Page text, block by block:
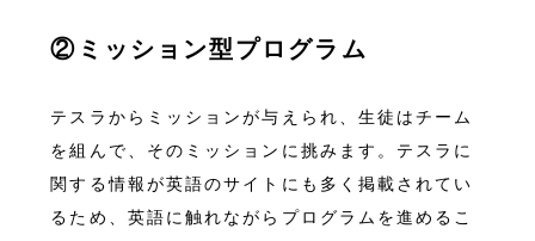
② ミッション型プログラム
テスラからミッションが与えられ、生徒はチーム
を組んで、そのミッションに挑みます。テスラに
関する情報が英語のサイトにも多く掲載されてい
るため、英語に触れながらプログラムを進めるこ